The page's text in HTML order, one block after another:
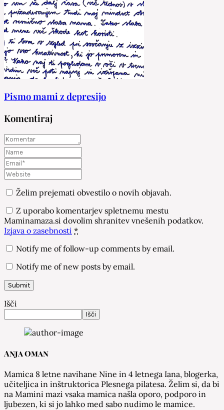
Pismo mami z depresijo
Komentiraj
Želim prejemati obvestilo o novih objavah.
Z uporabo komentarjev spletnemu mestu
Maminamaza.si dovolim shranitev vnešenih podatkov.
Izjava o zasebnosti *
Notify me of follow-up comments by email.
Notify me of new posts by email.
Išči
Išči
Anja Oman
Mamica 8 letne navihane Nine in 4 letnega Iana, blogerka,
učiteljica in inštruktorica Plesnega pilatesa. Želim si, da bi
na Mamini mazi vsaka mamica našla oporo, podporo in
ljubezen, ki si jo lahko med sabo nudimo le mamice.